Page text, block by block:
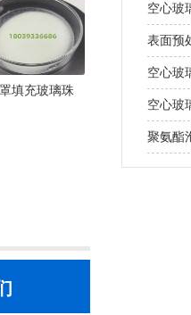
填充玻璃珠
空心玻
表面预
空心玻
空心玻
聚氨酯